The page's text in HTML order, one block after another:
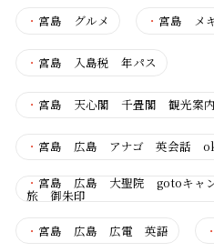
・ 宮島 グルメ ・ 宮島 メ
・ 宮島 入島税 年パス
・ 宮島 天心閣 千畳閣 観光案内
・ 宮島 広島 アナゴ 英会話
・ 宮島 広島 大聖院 gotoキャ
旅 御朱印
・ 宮島 広島 広電 英語 ・